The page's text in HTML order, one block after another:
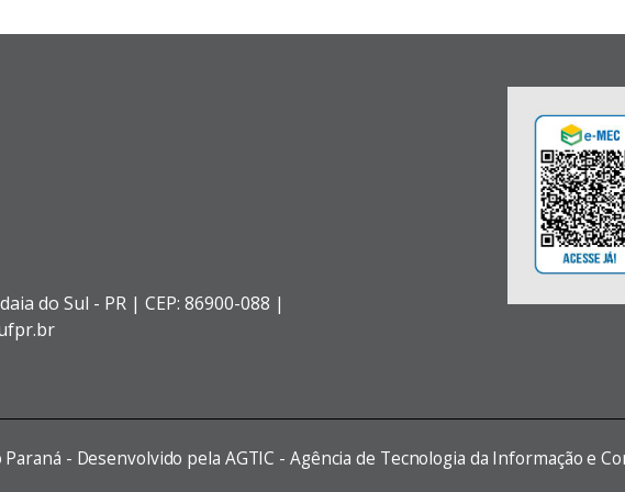
do Sul - PR | CEP: 86900-088 |
- Desenvolvido pela AGTIC - Agência de Tecnologia da Informação e